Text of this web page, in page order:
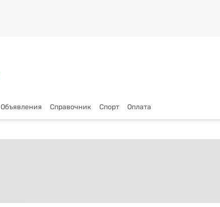
Объявления Справочник Спорт Оплата